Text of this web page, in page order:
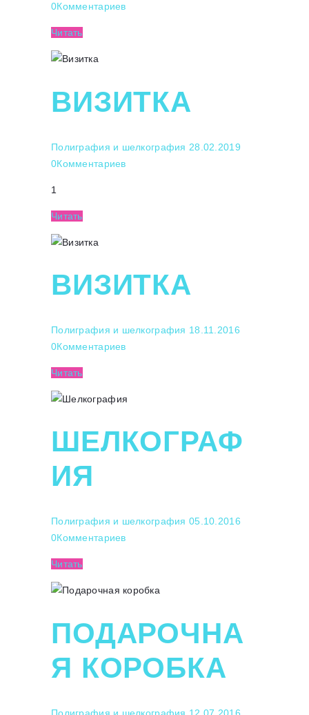
0Комментариев
Читать
ВИЗИТКА
Полиграфия и шелкография 28.02.2019
0Комментариев
1
Читать
ВИЗИТКА
Полиграфия и шелкография 18.11.2016
0Комментариев
Читать
ШЕЛКОГРАФ
ИЯ
Полиграфия и шелкография 05.10.2016
0Комментариев
Читать
ПОДАРОЧНА
Я КОРОБКА
Полиграфия и шелкография 12.07.2016